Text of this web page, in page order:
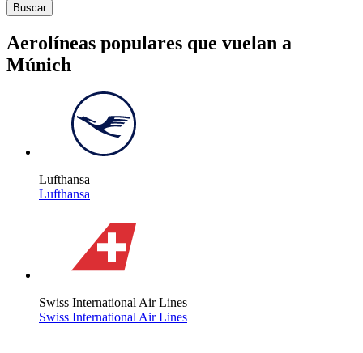
Buscar
Aerolíneas populares que vuelan a
Múnich
Lufthansa
Lufthansa
Swiss International Air Lines
Swiss International Air Lines